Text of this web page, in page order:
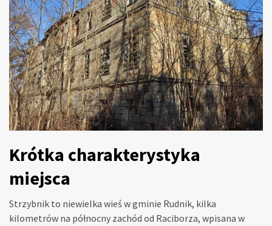
Krótka charakterystyka
miejsca
Strzybnik to niewielka wieś w gminie Rudnik, kilka
kilometrów na północny zachód od Raciborza, wpisana w